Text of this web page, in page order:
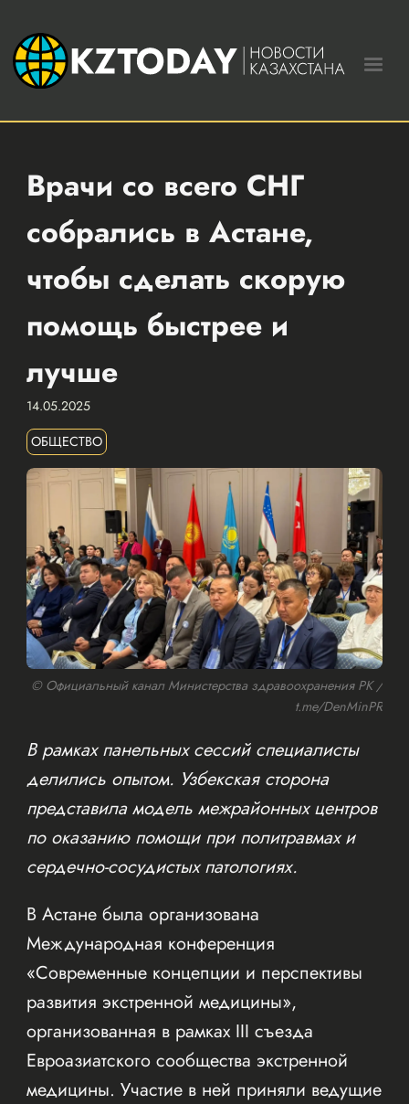
Врачи со всего СНГ
собрались в Астане,
чтобы сделать скорую
помощь быстрее и
лучше
14.05.2025
ОБЩЕСТВО
© Официальный канал Министерства здравоохранения РК /
t.me/DenMinPR
В рамках панельных сессий специалисты
делились опытом. Узбекская сторона
представила модель межрайонных центров
по оказанию помощи при политравмах и
сердечно-сосудистых патологиях.
В Астане была организована
Международная конференция
«Современные концепции и перспективы
развития экстренной медицины»,
организованная в рамках III съезда
Евроазиатского сообщества экстренной
медицины. Участие в ней приняли ведущие